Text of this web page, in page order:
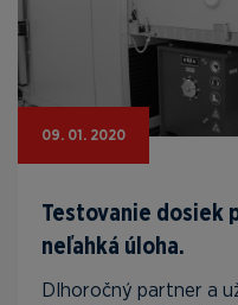
09. 01. 2020
Testovanie dosiek
neľahká úloha.
Dlhoročný partner a